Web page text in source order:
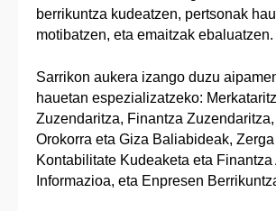
berrikuntza kudeatzen, pertsonak
motibatzen, eta emaitzak ebaluatzen.
Sarrikon aukera izango duzu
hauetan espezializatzeko:
Zuzendaritza, Finantza
Orokorra eta Giza Baliabideak,
Kontabilitate Kudeaketa eta Finantza
Informazioa, eta Enpresen